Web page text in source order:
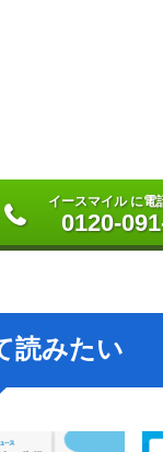
イースマイル に電
0120-
読みたい